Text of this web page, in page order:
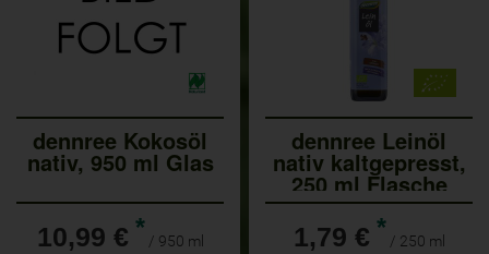
dennree Kokosöl
nativ, 950 ml Glas
10,99 € * / 950 ml
dennree Leinöl
nativ kaltgepresst,
250 ml Flasche
1,79 € * / 250 ml